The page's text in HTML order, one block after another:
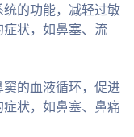
的功能，减轻过敏
状，如鼻塞、流
的血液循环，促进
状，如鼻塞、鼻痛